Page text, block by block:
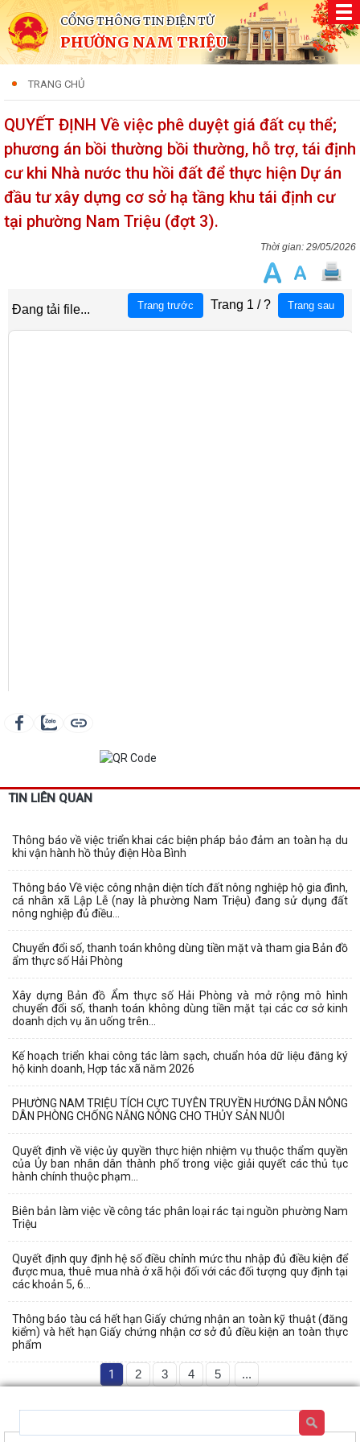
CỔNG THÔNG TIN ĐIỆN TỬ
PHƯỜNG NAM TRIỆU
TRANG CHỦ
QUYẾT ĐỊNH Về việc phê duyệt giá đất cụ thể;
phương án bồi thường bồi thường, hỗ trợ, tái định
cư khi Nhà nước thu hồi đất để thực hiện Dự án
đầu tư xây dựng cơ sở hạ tầng khu tái định cư
tại phường Nam Triệu (đợt 3).
29/05/2026
TIN LIÊN QUAN
Thông báo về việc triển khai các biện pháp bảo đảm an toàn hạ du
khi vận hành hồ thủy điện Hòa Bình
Thông báo Về việc công nhận diện tích đất nông nghiệp hộ gia đình,
cá nhân xã Lập Lễ (nay là phường Nam Triệu) đang sử dụng đất
nông nghiệp đủ điều...
Chuyển đổi số, thanh toán không dùng tiền mặt và tham gia Bản đồ
ẩm thực số Hải Phòng
Xây dựng Bản đồ Ẩm thực số Hải Phòng và mở rộng mô hình
chuyển đổi số, thanh toán không dùng tiền mặt tại các cơ sở kinh
doanh dịch vụ ăn uống trên...
Kế hoạch triển khai công tác làm sạch, chuẩn hóa dữ liệu đăng ký
hộ kinh doanh, Hợp tác xã năm 2026
PHƯỜNG NAM TRIỆU TÍCH CỰC TUYÊN TRUYỀN HƯỚNG DẪN NÔNG
DÂN PHÒNG CHỐNG NẮNG NÓNG CHO THỦY SẢN NUÔI
Quyết định về việc ủy quyền thực hiện nhiệm vụ thuộc thẩm quyền
của Ủy ban nhân dân thành phố trong việc giải quyết các thủ tục
hành chính thuộc phạm...
Biên bản làm việc về công tác phân loại rác tại nguồn phường Nam
Triệu
Quyết định quy định hệ số điều chỉnh mức thu nhập đủ điều kiện để
được mua, thuê mua nhà ở xã hội đối với các đối tượng quy định tại
các khoản 5, 6...
Thông báo tàu cá hết hạn Giấy chứng nhận an toàn kỹ thuật (đăng
kiểm) và hết hạn Giấy chứng nhận cơ sở đủ điều kiện an toàn thực
phẩm
1 2 3 4 5 ...